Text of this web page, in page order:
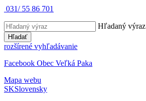
031/ 55 86 701
Hľadaný výraz
Hľadať
rozšírené vyhľadávanie
Facebook Obec Veľká Paka
Mapa webu
SKSlovensky